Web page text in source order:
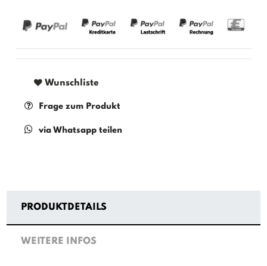
Wunschliste
Frage zum Produkt
via Whatsapp teilen
PRODUKTDETAILS
WEITERE INFOS